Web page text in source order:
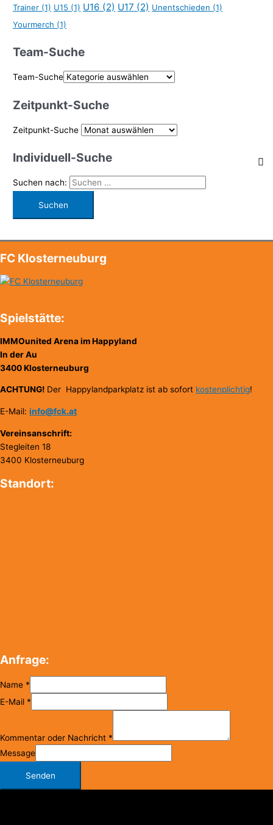
Trainer (1) U15 (1) U16 (2) U17 (2) Unentschieden (1)
Yourmerch (1)
Team-Suche
Team-Suche
Zeitpunkt-Suche
Zeitpunkt-Suche
Individuell-Suche
Suchen nach:
FC Klosterneuburg
Spielstätte:
IMMOunited Arena im Happyland
In der Au
3400 Klosterneuburg
ACHTUNG! Der Happylandparkplatz ist ab sofort kostenplichtig!
E-Mail: info@fck.at
Vereinsanschrift:
Stegleiten 18
3400 Klosterneuburg
Standort:
Anfrage:
Name *
E-Mail *
Kommentar oder Nachricht *
Message
Senden